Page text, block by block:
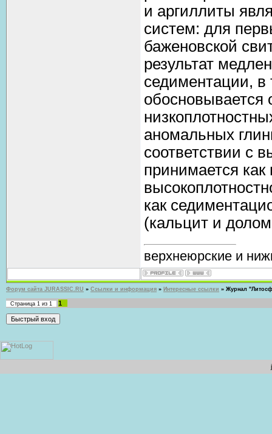
и аргиллиты
систем: для
баженовской
результат
седиментации, в
обосновывается
аномальных
соответствии с
принимается
как
(кальцит и
верхнеюрские и
Форум сайта JURASSIC.RU » Ссылки и информация » Интересные ссылки » Журнал
Страница 1 из 1 1